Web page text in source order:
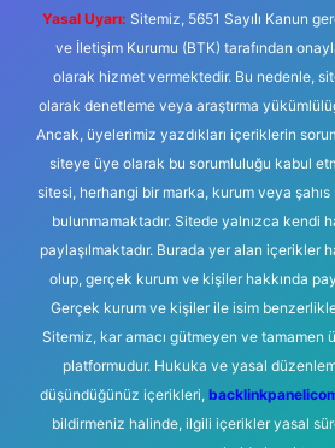
Yasal Uyarı: Sitemiz, 5651 Sayılı Kanun
ve İletişim Kurumu (BTK) tarafından
olarak hizmet vermektedir. Bu nedenle,
olarak denetleme veya araştırma
Ancak, üyelerimiz yazdıkları içeriklerin
siteye üye olarak bu sorumluluğu kabul
sitesi, herhangi bir marka, kurum veya şahıs
bulunmamaktadır. Sitede yalnızca kendi
paylaşılmaktadır. Burada yer alan içerikler
olup, gerçek kurum ve kişiler hakkında
Gerçek kurum ve kişiler ile isim
Sitemiz, kar amacı gütmeyen ve tamamen
platformudur. Hukuka ve yasal
düşündüğünüz içerikleri,
bildirmeniz halinde, ilgili içerikler yasal